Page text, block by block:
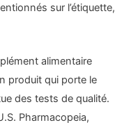
sur l’étiquette,
alimentaire
produit qui porte le
des tests de qualité.
Pharmacopeia,